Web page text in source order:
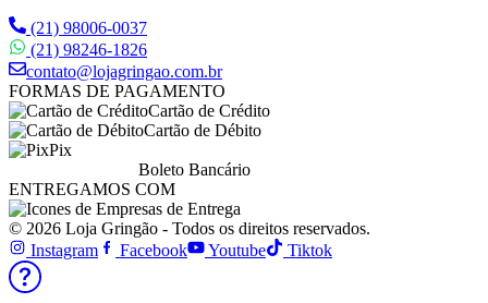
(21) 98006-0037
(21) 98246-1826
contato@lojagringao.com.br
FORMAS DE PAGAMENTO
Cartão de Crédito
Cartão de Débito
Pix
Boleto Bancário
ENTREGAMOS COM
© 2026 Loja Gringão - Todos os direitos reservados.
Instagram
Facebook Youtube Tiktok